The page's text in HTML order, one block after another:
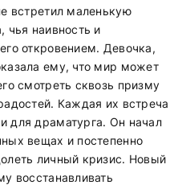
встретил маленькую
чья наивность и
откровением. Девочка,
ему, что мир может
смотреть сквозь призму
Каждая их встреча
для драматурга. Он начал
вещах и постепенно
личный кризис. Новый
восстанавливать